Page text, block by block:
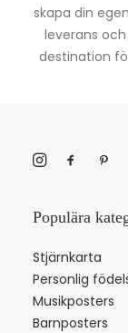
skapa din
leverans
destination
Populära
Stjärnkarta
Personlig
Musikposters
Barnposters